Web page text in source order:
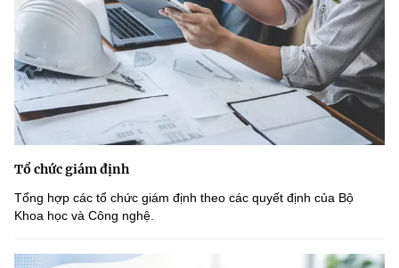
Tổ chức giám định
Tổng hợp các tổ chức giám định theo các quyết định của Bộ
Khoa học và Công nghệ.